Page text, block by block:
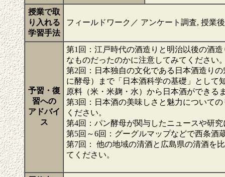
授業で取
り入れる
学習手法
フィールドワーク／ アンケート調査, 授業
予習・復
習への
アドバイ
ス
第1回：江戸時代の酒造りと明治以後の酒
なものだったのかに注意してみてください
第2回：日本独自の文化である日本酒造り
に酵母）まで「日本酒科学の基礎」として
原料（米・米麹・水）から日本酒ができる
第3回：日本酒の美味しさと魅力についての
ください。
第4回：パン酵母が関与したニュースや研
第5回～6回：グーグルマップなどで西条酒
第7回： 他の地域の清酒と広島県の清酒を
てください。